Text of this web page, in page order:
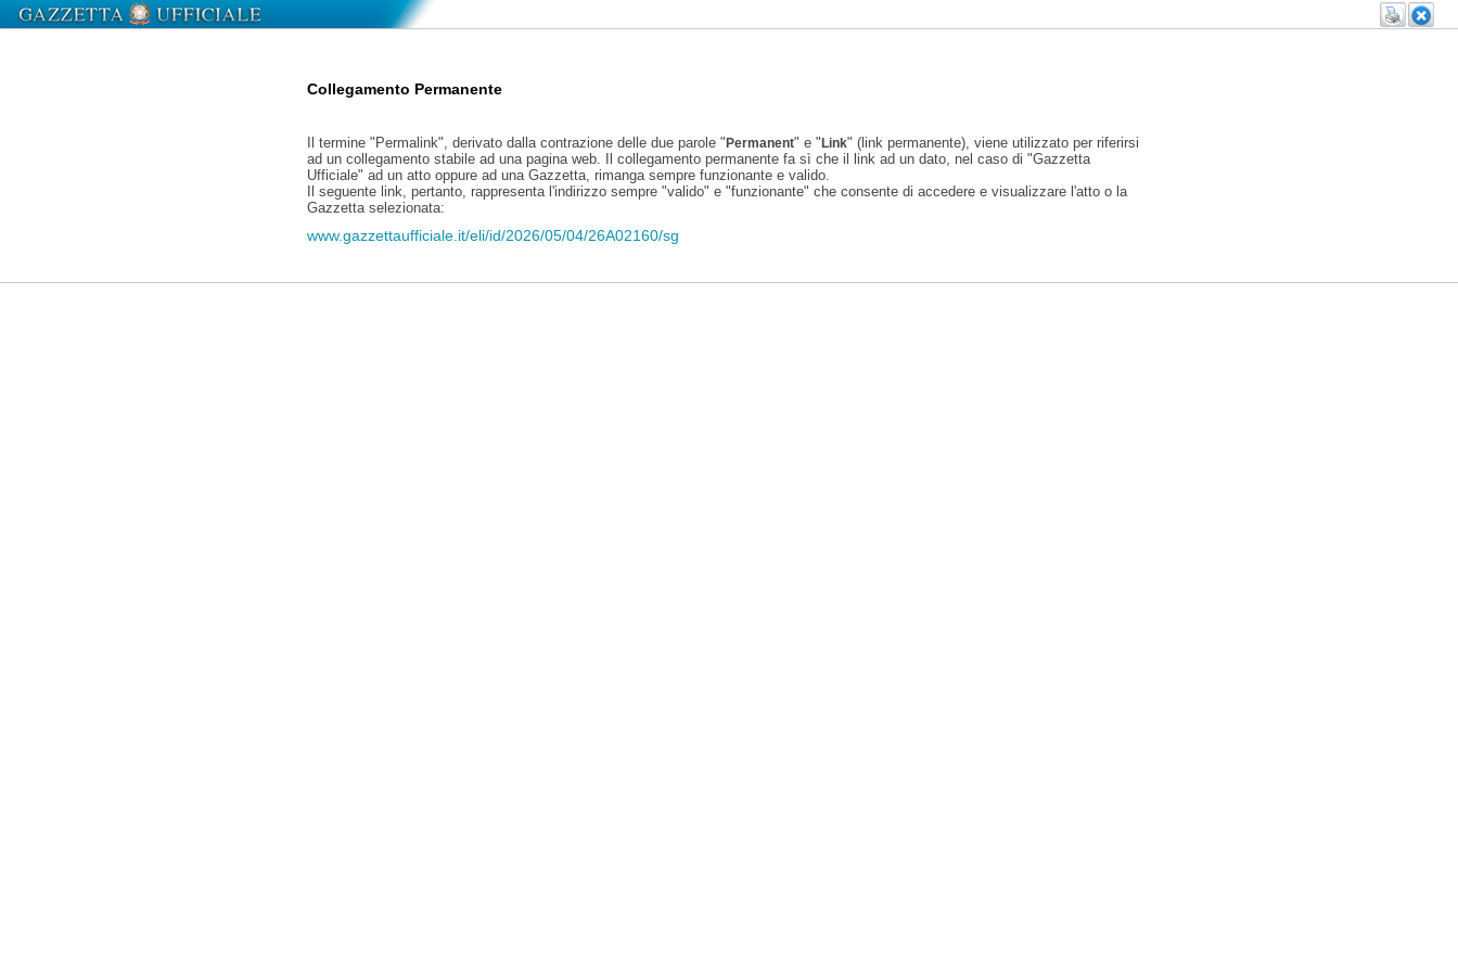
Collegamento Permanente
Il termine "Permalink", derivato dalla contrazione delle due parole "Permanent" e "Link" (link permanente), viene utilizzato per riferirsi
ad un collegamento stabile ad una pagina web. Il collegamento permanente fa sì che il link ad un dato, nel caso di "Gazzetta
Ufficiale" ad un atto oppure ad una Gazzetta, rimanga sempre funzionante e valido.
Il seguente link, pertanto, rappresenta l'indirizzo sempre "valido" e "funzionante" che consente di accedere e visualizzare l'atto o la
Gazzetta selezionata:
www.gazzettaufficiale.it/eli/id/2026/05/04/26A02160/sg